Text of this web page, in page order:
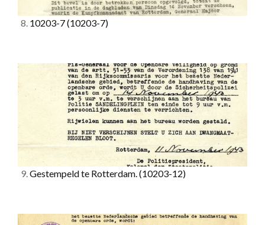
8. 10203-7(10203-7)
9.Gestempeld te Rotterdam.(10203-12)